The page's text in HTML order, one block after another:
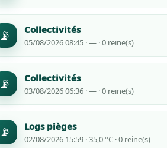
📡 Collectivités
05/08/2026 08:45 · — · 0 reine(s)
📡 Collectivités
03/08/2026 06:36 · — · 0 reine(s)
📡 Logs pièges
02/08/2026 15:59 · 35,0 °C · 0 reine(s)